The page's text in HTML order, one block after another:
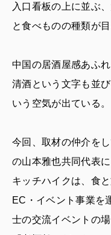
入口看板の上に並ぶ
と食べものの種類が目
中国の居酒屋感あふ
清酒という文字も並
いう空気が出ている。
今回、取材の仲介を
の山本雅也共同代表
キッチハイクは、食
EC・イベント事業を
士の交流イベントの